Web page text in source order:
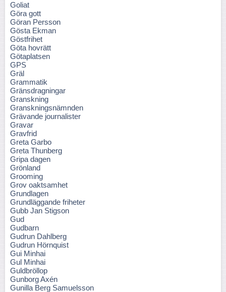
Goliat
Göra gott
Göran Persson
Gösta Ekman
Göstfrihet
Göta hovrätt
Götaplatsen
GPS
Gräl
Grammatik
Gränsdragningar
Granskning
Granskningsnämnden
Grävande journalister
Gravar
Gravfrid
Greta Garbo
Greta Thunberg
Gripa dagen
Grönland
Grooming
Grov oaktsamhet
Grundlagen
Grundläggande friheter
Gubb Jan Stigson
Gud
Gudbarn
Gudrun Dahlberg
Gudrun Hörnquist
Gui Minhai
Gul Minhai
Guldbröllop
Gunborg Axén
Gunilla Berg Samuelsson